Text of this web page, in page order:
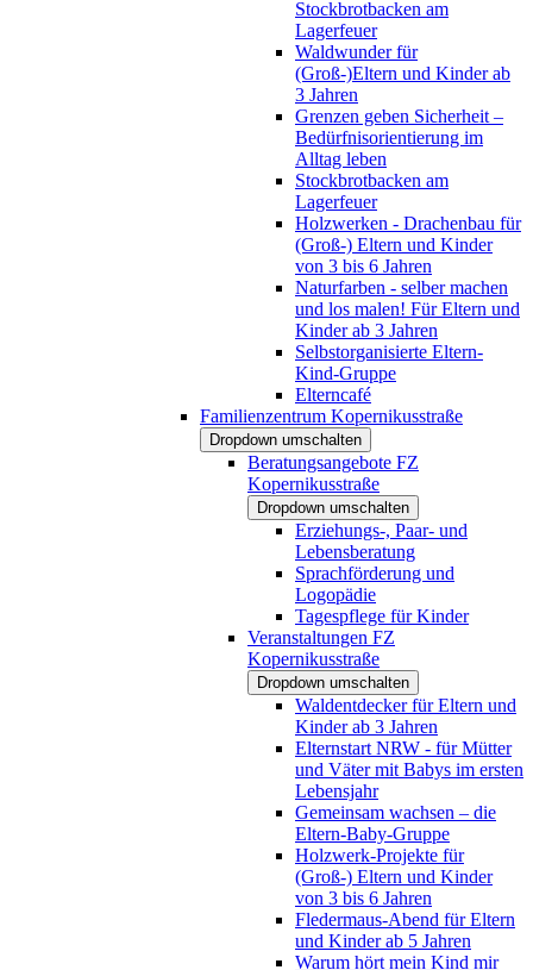
Stockbrotbacken am
Lagerfeuer
Waldwunder für
(Groß-)Eltern und Kinder ab
3 Jahren
Grenzen geben Sicherheit –
Bedürfnisorientierung im
Alltag leben
Stockbrotbacken am
Lagerfeuer
Holzwerken - Drachenbau für
(Groß-) Eltern und Kinder
von 3 bis 6 Jahren
Naturfarben - selber machen
und los malen! Für Eltern und
Kinder ab 3 Jahren
Selbstorganisierte Eltern-
Kind-Gruppe
Elterncafé
Familienzentrum Kopernikusstraße
Dropdown umschalten
Beratungsangebote FZ
Kopernikusstraße
Dropdown umschalten
Erziehungs-, Paar- und
Lebensberatung
Sprachförderung und
Logopädie
Tagespflege für Kinder
Veranstaltungen FZ
Kopernikusstraße
Dropdown umschalten
Waldentdecker für Eltern und
Kinder ab 3 Jahren
Elternstart NRW - für Mütter
und Väter mit Babys im ersten
Lebensjahr
Gemeinsam wachsen – die
Eltern-Baby-Gruppe
Holzwerk-Projekte für
(Groß-) Eltern und Kinder
von 3 bis 6 Jahren
Fledermaus-Abend für Eltern
und Kinder ab 5 Jahren
Warum hört mein Kind mir